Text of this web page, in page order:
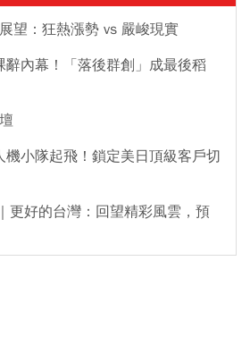
望：狂熱漲勢 vs 嚴峻現實
辭內幕！「落後群創」成最後稻
機小隊起飛！鎖定美日頂級客戶切
更好的台灣：回望精彩風雲，預